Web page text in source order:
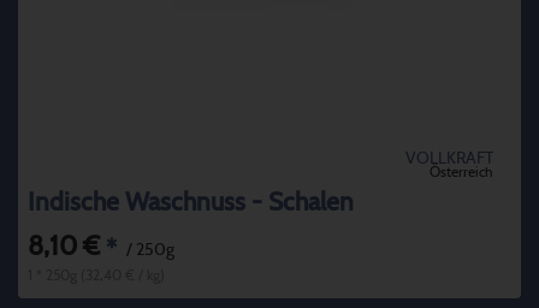
VOLLKRAFT
Österreich
Indische Waschnuss - Schalen
8,10 € * / 250g